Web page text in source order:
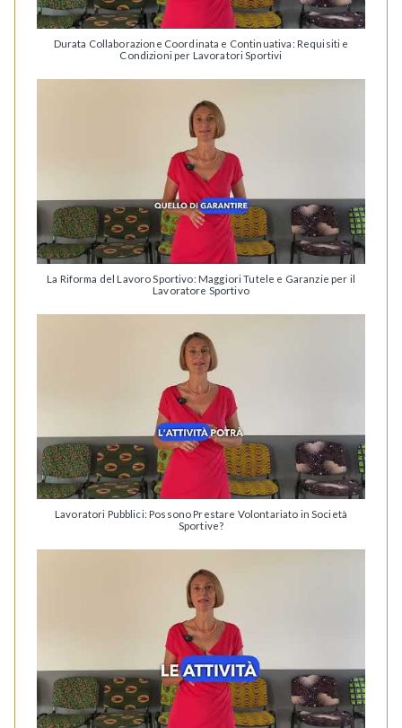
Durata Collaborazione Coordinata e Continuativa: Requisiti e
Condizioni per Lavoratori Sportivi
La Riforma del Lavoro Sportivo: Maggiori Tutele e Garanzie per il
Lavoratore Sportivo
Lavoratori Pubblici: Possono Prestare Volontariato in Società
Sportive?